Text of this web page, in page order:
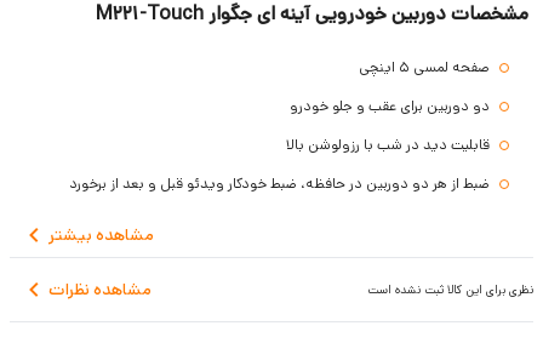
مشخصات دوربین خودرویی آینه ای جگوار M221-Touch
صفحه لمسی 5 اینچی
دو دوربین برای عقب و جلو خودرو
قابلیت دید در شب با رزولوشن بالا
ضبط از هر دو دوربین در حافظه، ضبط خودکار ویدئو قبل و بعد از برخورد
کیفیت Full HD 1080P دوربین
قابلیت پخش عکس و فیلم ضبط شده در مانیتور
مشاهده بیشتر
مشاهده نظرات نظری برای این کالا ثبت نشده است